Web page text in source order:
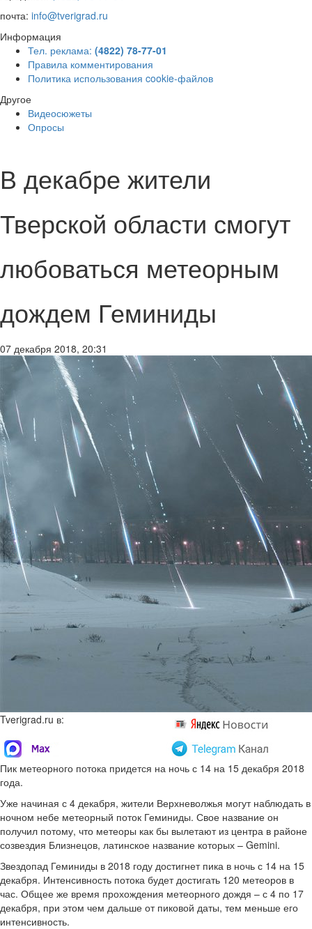
почта: info@tverigrad.ru
Информация
Тел. реклама: (4822) 78-77-01
Правила комментирования
Политика использования cookie-файлов
Другое
Видеосюжеты
Опросы
В декабре жители
Тверской области смогут
любоваться метеорным
дождем Геминиды
07 декабря 2018, 20:31
Tverigrad.ru в:
Пик метеорного потока придется на ночь с 14 на 15 декабря 2018
года.
Уже начиная с 4 декабря, жители Верхневолжья могут наблюдать в
ночном небе метеорный поток Геминиды. Свое название он
получил потому, что метеоры как бы вылетают из центра в районе
созвездия Близнецов, латинское название которых – Gemini.
Звездопад Геминиды в 2018 году достигнет пика в ночь с 14 на 15
декабря. Интенсивность потока будет достигать 120 метеоров в
час. Общее же время прохождения метеорного дождя – с 4 по 17
декабря, при этом чем дальше от пиковой даты, тем меньше его
интенсивность.